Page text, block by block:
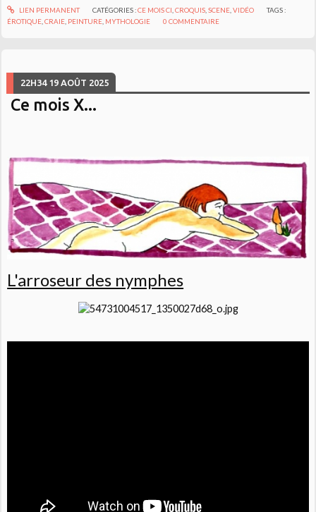
LIEN PERMANENT CATÉGORIES :CE MOIS CI CROQUIS, SCENE, VIDÉO
TAGS :
ÉROTIQUE ,CRAIE PEINTURE MYTHOLOGIE 0 COMMENTAIRE
22H34 19 AOÛT 2025
Ce mois X...
L'arroseur des nymphes